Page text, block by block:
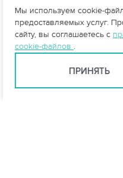
Мы используем cookie-
предоставляемых услуг.
сайту, вы соглашаетесь с
cookie-файлов .
ПРИНЯТЬ